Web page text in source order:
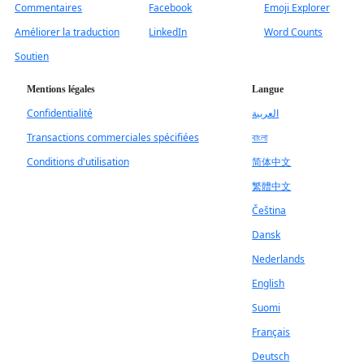
Commentaires
Améliorer la traduction
Soutien
Facebook
LinkedIn
Emoji Explorer
Word Counts
Mentions légales
Confidentialité
Transactions commerciales spécifiées
Conditions d'utilisation
Langue
العربية
বাংলা
简体中文
繁體中文
Čeština
Dansk
Nederlands
English
Suomi
Français
Deutsch